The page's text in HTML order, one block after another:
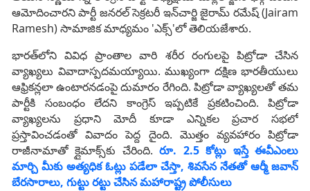
ఆమోదించారని పార్టీ జనరల్ సెక్రటరీ ఇన్‌చార్జి జైరామ్ రమేష్ (Jairam
Ramesh) సామాజిక మాధ్యమం 'ఎక్స్'లో తెలియజేశారు.
భారత్‌లోని వివిధ ప్రాంతాల వారి శరీర రంగులపై పిట్రోడా చేసిన
వ్యాఖ్యలు వివాదాస్పదమయ్యాయి. ముఖ్యంగా దక్షిణ భారతీయులు
ఆఫ్రికన్లలా ఉంటారనడంపై దుమారం రేగింది. పిట్రోడా వ్యాఖ్యలతో తమ
పార్టీకి సంబంధం లేదని కాంగ్రెస్‌ ఇప్పటికే ప్రకటించింది. పిట్రోడా
వ్యాఖ్యలను ప్రధాని మోదీ కూడా ఎన్నికల ప్రచార సభలో
ప్రస్తావించడంతో వివాదం పెద్ద దైంది. మొత్తం వ్యవహారం పిట్రోడా
రాజీనామాతో క్లైమాక్స్‌కు చేరింది.రూ. 2.5 కోట్లు ఇస్తే ఈవీఎంలు
మార్చి మీకు అత్యధిక ఓట్లు పడేలా చేస్తా, శివసేన నేతతో ఆర్మీ జవాన్
బేరసారాలు, గుట్టు రట్టు చేసిన మహారాష్ట్ర పోలీసులు